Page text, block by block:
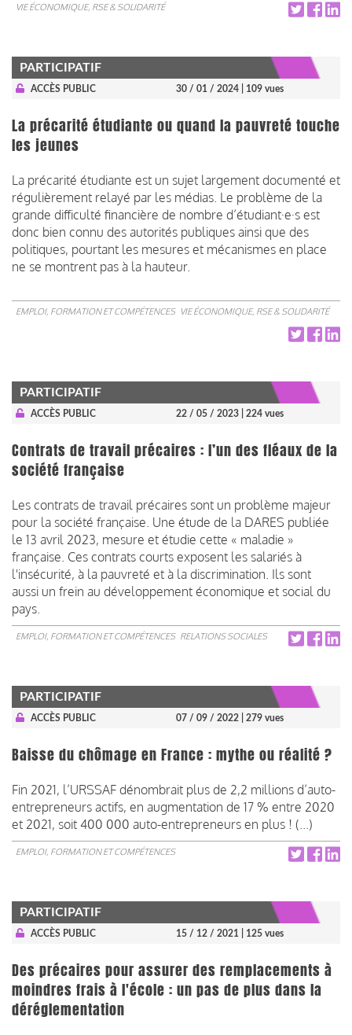
VIE ÉCONOMIQUE, RSE & SOLIDARITÉ
PARTICIPATIF
ACCÈS PUBLIC 30 / 01 / 2024 | 109 vues
La précarité étudiante ou quand la pauvreté touche
les jeunes
La précarité étudiante est un sujet largement documenté et
régulièrement relayé par les médias. Le problème de la
grande difficulté financière de nombre d’étudiant·e·s est
donc bien connu des autorités publiques ainsi que des
politiques, pourtant les mesures et mécanismes en place
ne se montrent pas à la hauteur.
EMPLOI, FORMATION ET COMPÉTENCES VIE ÉCONOMIQUE, RSE & SOLIDARITÉ
PARTICIPATIF
ACCÈS PUBLIC 22 / 05 / 2023 | 224 vues
Contrats de travail précaires : l’un des fléaux de la
société française
Les contrats de travail précaires sont un problème majeur
pour la société française. Une étude de la DARES publiée
le 13 avril 2023, mesure et étudie cette « maladie »
française. Ces contrats courts exposent les salariés à
l'insécurité, à la pauvreté et à la discrimination. Ils sont
aussi un frein au développement économique et social du
pays.
EMPLOI, FORMATION ET COMPÉTENCES RELATIONS SOCIALES
PARTICIPATIF
ACCÈS PUBLIC 07 / 09 / 2022 | 279 vues
Baisse du chômage en France : mythe ou réalité ?
Fin 2021, l’URSSAF dénombrait plus de 2,2 millions d’auto-
entrepreneurs actifs, en augmentation de 17 % entre 2020
et 2021, soit 400 000 auto-entrepreneurs en plus ! (...)
EMPLOI, FORMATION ET COMPÉTENCES
PARTICIPATIF
ACCÈS PUBLIC 15 / 12 / 2021 | 125 vues
Des précaires pour assurer des remplacements à
moindres frais à l'école : un pas de plus dans la
déréglementation